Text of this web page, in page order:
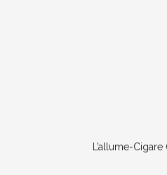
L’allume-